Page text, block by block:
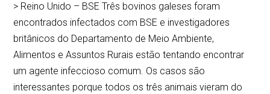
> Reino Unido – BSE Três bovinos galeses foram
encontrados infectados com BSE e investigadores
britânicos do Departamento de Meio Ambiente,
Alimentos e Assuntos Rurais estão tentando encontrar
um agente infeccioso comum. Os casos são
interessantes porque todos os três animais vieram do